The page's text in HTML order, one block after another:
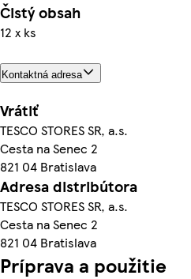
Čistý obsah
12 x ks
Kontaktná adresa
Vrátiť
TESCO STORES SR, a.s.
Cesta na Senec 2
821 04 Bratislava
Adresa distribútora
TESCO STORES SR, a.s.
Cesta na Senec 2
821 04 Bratislava
Príprava a použitie